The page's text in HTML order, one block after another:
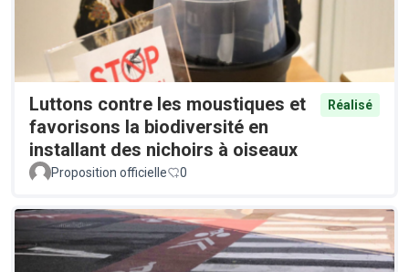
Luttons contre les moustiques et
favorisons la biodiversité en
installant des nichoirs à oiseaux
Réalisé
Proposition officielle 0